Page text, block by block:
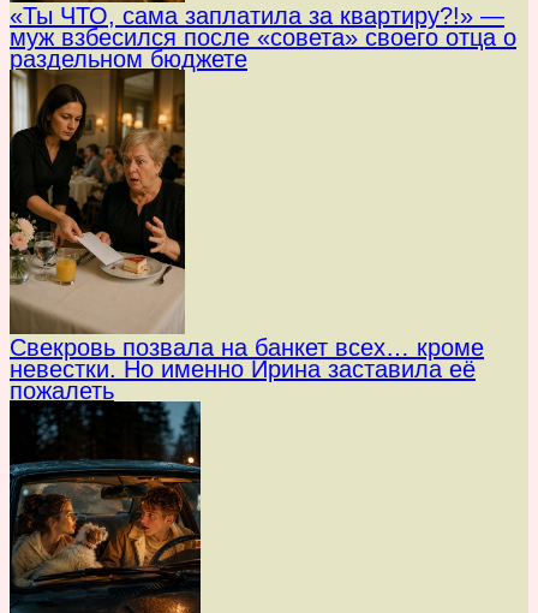
«Ты ЧТО, сама заплатила за квартиру?!» —
муж взбесился после «совета» своего отца о
раздельном бюджете
Свекровь позвала на банкет всех… кроме
невестки. Но именно Ирина заставила её
пожалеть